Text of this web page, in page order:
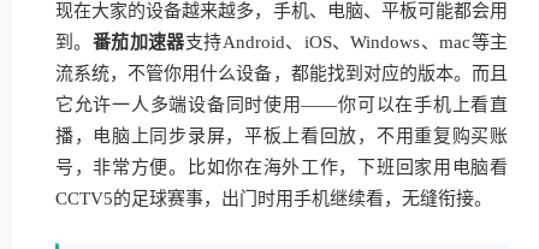
现在大家的设备越来越多，手机、电脑、平板可能都会用
到。 番茄加速器支持Android、iOS、Windows、mac等主
流系统，不管你用什么设备，都能找到对应的版本。而且
它允许一人多端设备同时使用——你可以在手机上看直
播，电脑上同步录屏，平板上看回放，不用重复购买账
号，非常方便。比如你在海外工作，下班回家用电脑看
CCTV5的足球赛事，出门时用手机继续看，无缝衔接。